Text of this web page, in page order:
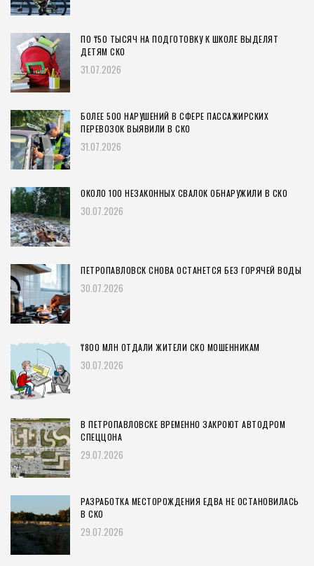
ПО ₸50 ТЫСЯЧ НА ПОДГОТОВКУ К ШКОЛЕ ВЫДЕЛЯТ
ДЕТЯМ СКО
31.07.2026
БОЛЕЕ 500 НАРУШЕНИЙ В СФЕРЕ ПАССАЖИРСКИХ
ПЕРЕВОЗОК ВЫЯВИЛИ В СКО
31.07.2026
ОКОЛО 100 НЕЗАКОННЫХ СВАЛОК ОБНАРУЖИЛИ В СКО
30.07.2026
ПЕТРОПАВЛОВСК СНОВА ОСТАНЕТСЯ БЕЗ ГОРЯЧЕЙ ВОДЫ
30.07.2026
₸800 МЛН ОТДАЛИ ЖИТЕЛИ СКО МОШЕННИКАМ
30.07.2026
В ПЕТРОПАВЛОВСКЕ ВРЕМЕННО ЗАКРОЮТ АВТОДРОМ
СПЕЦЦОНА
29.07.2026
РАЗРАБОТКА МЕСТОРОЖДЕНИЯ ЕДВА НЕ ОСТАНОВИЛАСЬ
В СКО
29.07.2026